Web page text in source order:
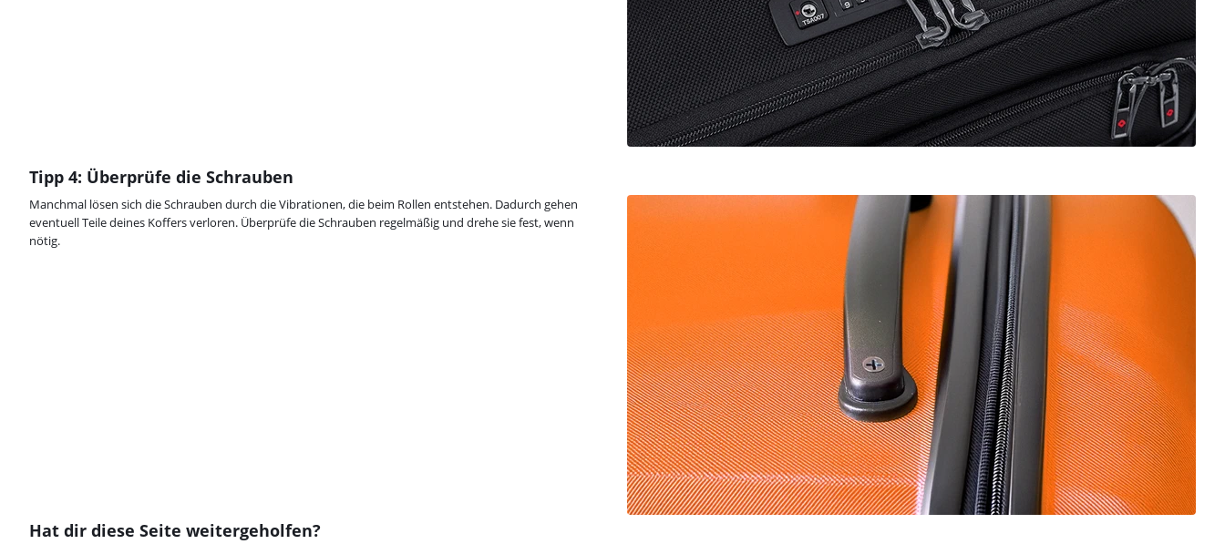
Tipp 4: Überprüfe die Schrauben
Manchmal lösen sich die Schrauben durch die Vibrationen, die beim Rollen entstehen. Dadurch gehen
eventuell Teile deines Koffers verloren. Überprüfe die Schrauben regelmäßig und drehe sie fest, wenn
nötig.
Hat dir diese Seite weitergeholfen?